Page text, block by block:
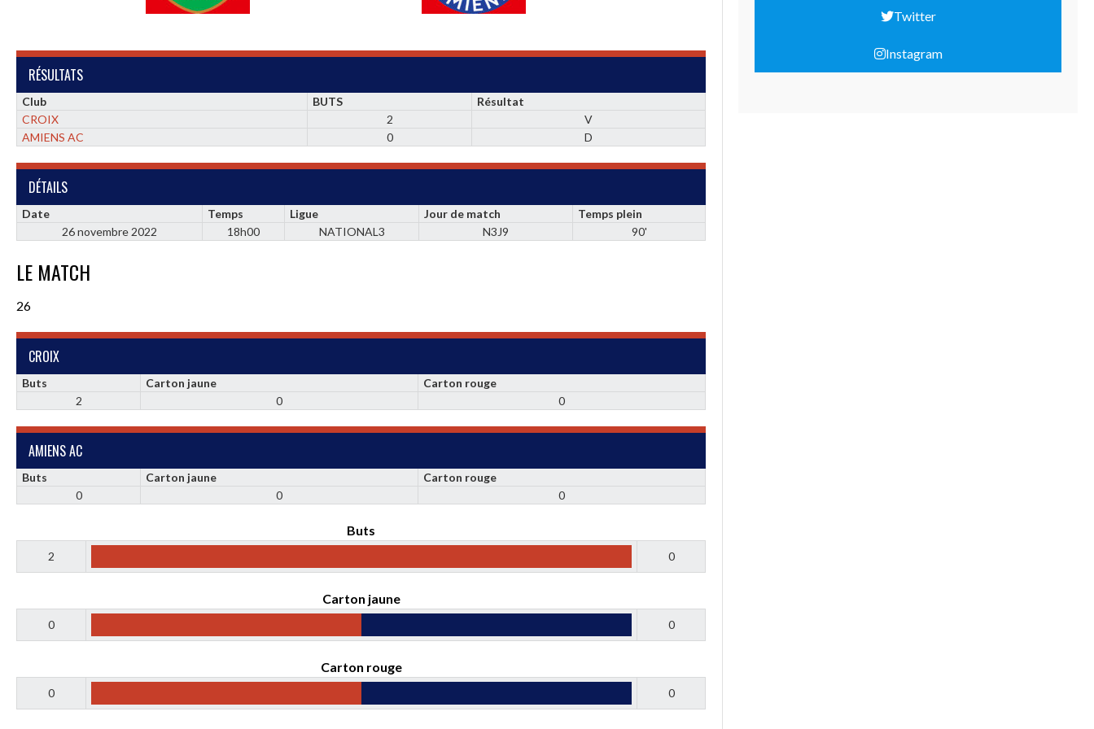
RÉSULTATS
Club BUTS
Résultat
CROIX
2
V
AMIENS AC
0 D
DÉTAILS
Date Temps Ligue Jour de match
Temps plein
26 novembre 2022
18h00 NATIONAL3 N3J9 90'
LE MATCH
26
CROIX
Buts Carton jaune
Carton rouge
2
0 0
AMIENS AC
Buts Carton jaune
Carton rouge
0
0 0
Buts
2 0
Carton jaune
0 0
Carton rouge
0 0
Twitter
Instagram